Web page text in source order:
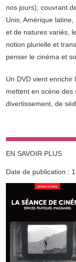
nos jours), couvrant
Unis, Amérique
et de natures variés,
notion plurielle et
penser le cinéma et
Un DVD vient
mettent en scène des
divertissement, de
EN SAVOIR PLUS
Date de publication :
Informations